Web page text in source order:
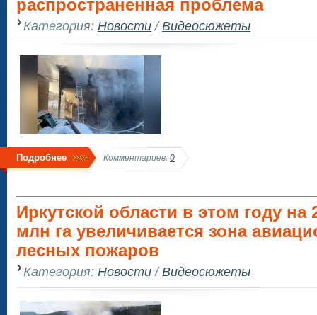
распространенная проблема
Категория: Новости/Видеосюжеты
Подробнее Комментариев: 0
Иркутской области в этом году на
млн га увеличивается зона
лесных пожаров
Категория: Новости/Видеосюжеты